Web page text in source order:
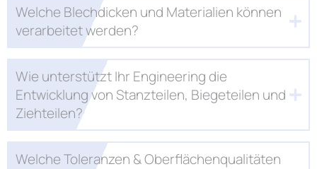
Welche Blechdicken und Materialien können
verarbeitet werden?
Wie unterstützt Ihr Engineering die
Entwicklung von Stanzteilen, Biegeteilen und
Ziehteilen?
Welche Toleranzen & Oberflächenqualitäten